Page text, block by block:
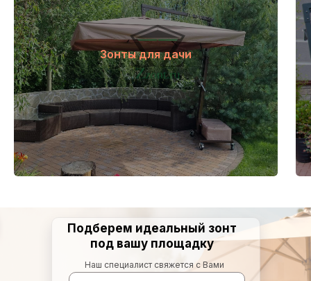
Зонты для дачи
Подберем идеальный зонт
под вашу площадку
Наш специалист свяжется с Вами